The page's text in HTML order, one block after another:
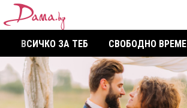
ВСИЧКО ЗА ТЕБ СВОБОДНО ВРЕМЕ